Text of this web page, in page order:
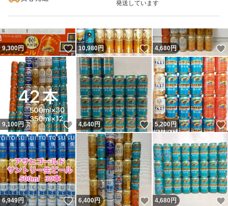
発送しています
9,300円 いいね！
10,980円 いいね！
4,680円
9,100円 いいね！
4,640円 いいね！
5,200円
6,949円 いいね！
6,400円 いいね！
4,680円